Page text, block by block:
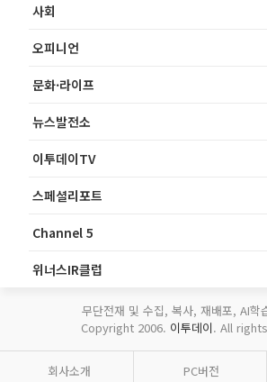
사회
오피니언
문화·라이프
뉴스발전소
이투데이TV
스페셜리포트
Channel 5
위너스IR클럽
무단전재 및 수집, 복사, 재배포, AI학
Copyright 2006. 이투데이. All
회사소개 PC버전